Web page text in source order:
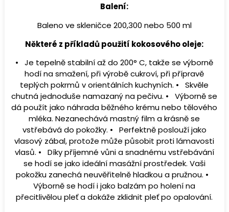
Balení:
Baleno ve skleničce 200,300 nebo 500 ml
Některé z příkladů použití kokosového oleje:
• Je tepelně stabilní až do 200° C, takže se výborně
hodí na smažení, při výrobě cukroví, při přípravě
teplých pokrmů v orientálních kuchyních. • Skvěle
chutná jednoduše namazaný na pečivu. • Výborně se
dá použít jako náhrada běžného krému nebo tělového
mléka. Nezanechává mastný film a krásně se
vstřebává do pokožky. • Perfektně poslouží jako
vlasový zábal, protože může působit proti lámavosti
vlasů. • Díky příjemné vůni a snadnému vstřebávání
se hodí se jako ideální masážní prostředek. Vaši
pokožku zanechá neuvěřitelně hladkou a pružnou. •
Výborně se hodí i jako balzám po holení na
přecitlivělou pleť a dokáže zklidnit pleť po opalování.